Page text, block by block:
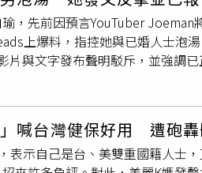
，這起長期運作的詐騙行為才曝
身身分、保管詐騙所得，並在關
法隱蔽、金流複雜，部分被害人
流向及通訊紀錄，並補充調查婚
義生活，構成重婚罪。法院於
重婚罪，數罪併罰判處有期徒刑
檢察機關目前已同步啟動追贓挽
，先前因預言YouTuber
上爆料，指控她與已婚人士泡
片與文字發布聲明駁斥，並強調
討論，願意虛心接受合理批評，
來回應並採取法律行動。她指出
內容。首先，她回應「非法諮商
具關注情緒與自我探索，並分享
路上出現的「助理分潤、請假幫
喊台灣健保好用 遭砲轟
表示自己是台、美雙重國籍人士